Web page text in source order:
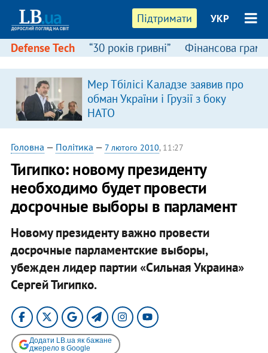
Підтримати УКР
Defense Tech “30 років гривні” Фінансова
Мер Тбілісі Каладзе заявив про
обман України і Грузії з боку
НАТО
Головна — Політика — 7 лютого 2010, 11:27
Тигипко: новому президенту
необходимо будет провести
досрочные выборы в парламент
Новому президенту важно провести
досрочные парламентские выборы,
убежден лидер партии «Сильная Украина»
Сергей Тигипко.
Додати LB.ua як бажане
джерело в Google